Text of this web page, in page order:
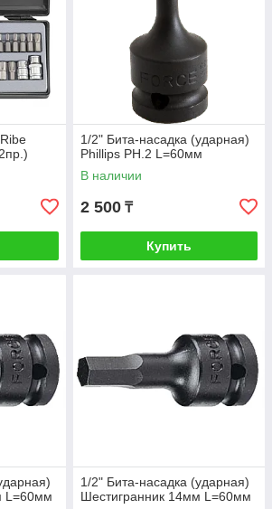
1/2" Бита-насадка (ударная)
Phillips PH.2 L=60мм
В наличии
2 500 ₸
Купить
L=60мм
1/2" Бита-насадка (ударная)
Шестигранник 14мм L=60мм